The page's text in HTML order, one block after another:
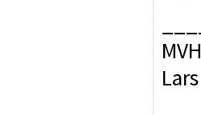
MVH
Lars